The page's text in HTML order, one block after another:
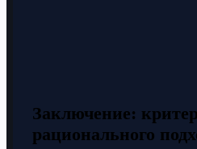
Заключение:
рационального